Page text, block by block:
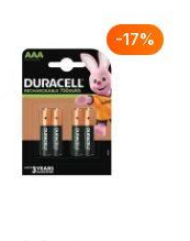
-17%